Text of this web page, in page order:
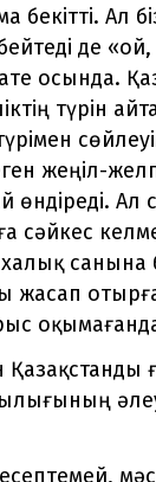
бекітті. Ал
де «ой,
осында.
түрін
жеңіл-
өндіреді.
сәйкес
санына
жасап